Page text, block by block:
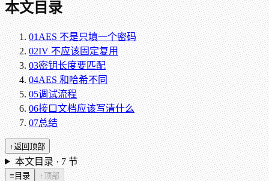
本文目录
01AES 不是只填一个密码
02IV 不应该固定复用
03密钥长度要匹配
04AES 和哈希不同
05调试流程
06接口文档应该写清什么
07总结
↑返回顶部
本文目录 ·7节
≡ 目录 ↑顶部